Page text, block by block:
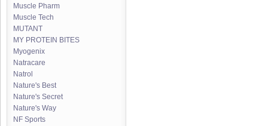
Muscle Pharm
Muscle Tech
MUTANT
MY PROTEIN BITES
Myogenix
Natracare
Natrol
Nature's Best
Nature's Secret
Nature's Way
NF Sports